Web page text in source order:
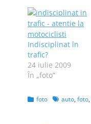
Indisciplinat în
trafic?
24 iulie 2009
În „foto”
Categories
foto Tagsauto, foto,